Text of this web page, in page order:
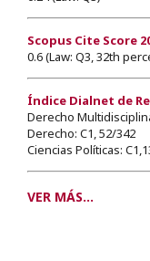
Scopus Cite Score
0.6 (Law: Q3, 32th
Índice Dialnet de
Derecho
Derecho: C1, 52/342
Ciencias Políticas:
VER MÁS...